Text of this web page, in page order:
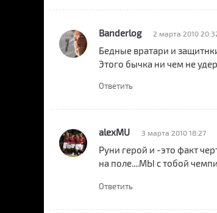
Banderlog 2 марта 2010
Бедные вратари и
Этого бычка ни чем не
Ответить
alexMU 3 марта 2010 18:27
Руни герой и -это факт
на поле....МЫ с тобой
Ответить